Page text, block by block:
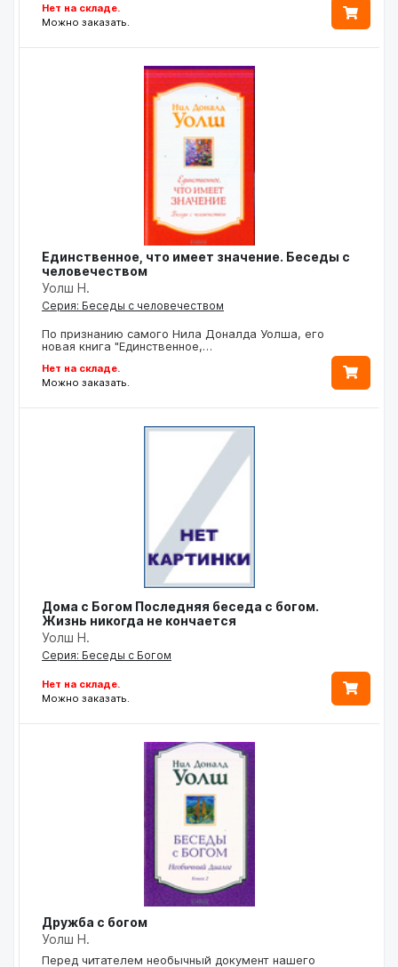
Нет на складе.
Можно заказать.
Единственное, что имеет значение. Беседы с
человечеством
Уолш Н.
Серия: Беседы с человечеством
По признанию самого Нила Доналда Уолша, его
новая книга "Единственное,…
Нет на складе.
Можно заказать.
Дома с Богом Последняя беседа с богом.
Жизнь никогда не кончается
Уолш Н.
Серия: Беседы с Богом
Нет на складе.
Можно заказать.
Дружба с богом
Уолш Н.
Перед читателем необычный документ нашего